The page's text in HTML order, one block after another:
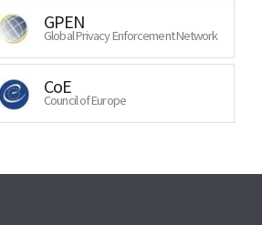
GPEN
Global Privacy Enforcement Network
CoE
Council of Europe